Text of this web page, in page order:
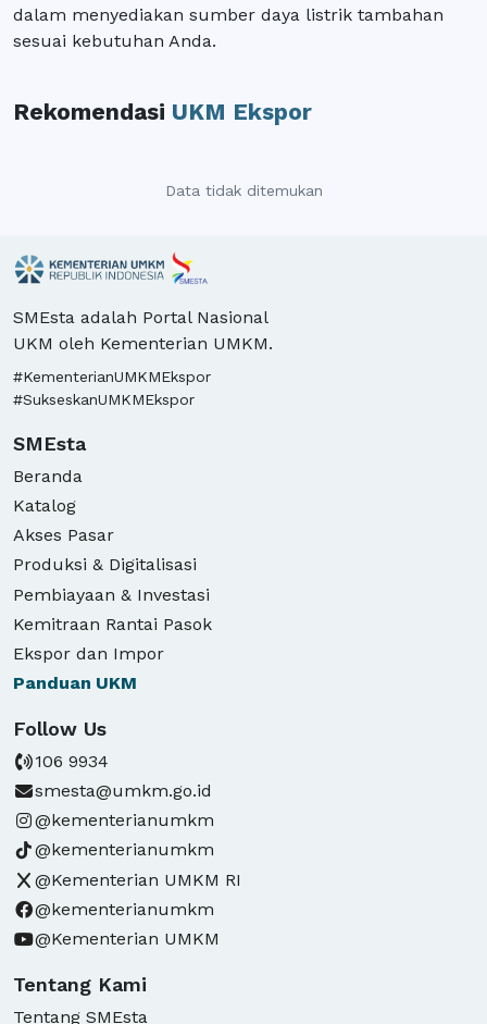
dalam menyediakan sumber daya listrik tambahan
sesuai kebutuhan Anda.
Rekomendasi UKM Ekspor
Data tidak ditemukan
SMEsta adalah Portal Nasional
UKM oleh Kementerian UMKM.
#KementerianUMKMEkspor
#SukseskanUMKMEkspor
SMEsta
Beranda
Katalog
Akses Pasar
Produksi & Digitalisasi
Pembiayaan & Investasi
Kemitraan Rantai Pasok
Ekspor dan Impor
Panduan UKM
Follow Us
106 9934
smesta@umkm.go.id
@kementerianumkm
@kementerianumkm
@Kementerian UMKM RI
@kementerianumkm
@Kementerian UMKM
Tentang Kami
Tentang SMEsta